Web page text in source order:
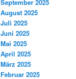
September 2025
August 2025
Juli 2025
Juni 2025
Mai 2025
April 2025
März 2025
Februar 2025